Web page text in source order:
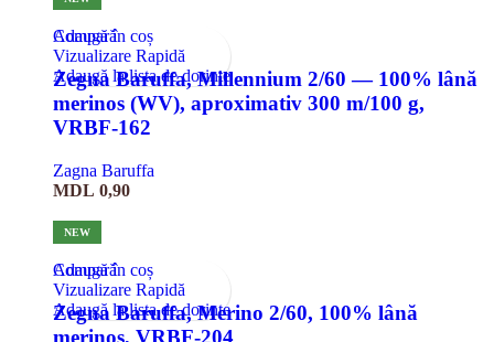
Compară
Vizualizare Rapidă
Adaugă la lista de dorințe
Adaugă în coș
Zegna Baruffa, Millennium 2/60 — 100% lână
merinos (WV), aproximativ 300 m/100 g,
VRBF-162
Zagna Baruffa
MDL 0,90
NEW
Compară
Vizualizare Rapidă
Adaugă la lista de dorințe
Adaugă în coș
Zegna Baruffa, Merino 2/60, 100% lână
merinos, VRBF-204